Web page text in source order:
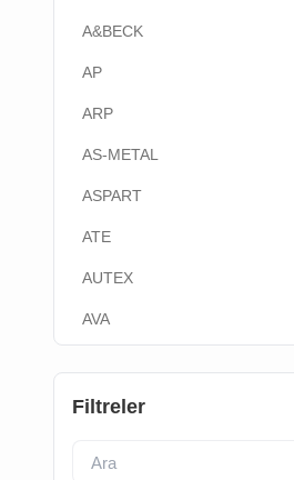
A&BECK
AP
ARP
AS-METAL
ASPART
ATE
AUTEX
AVA
BEHR
Filtreler